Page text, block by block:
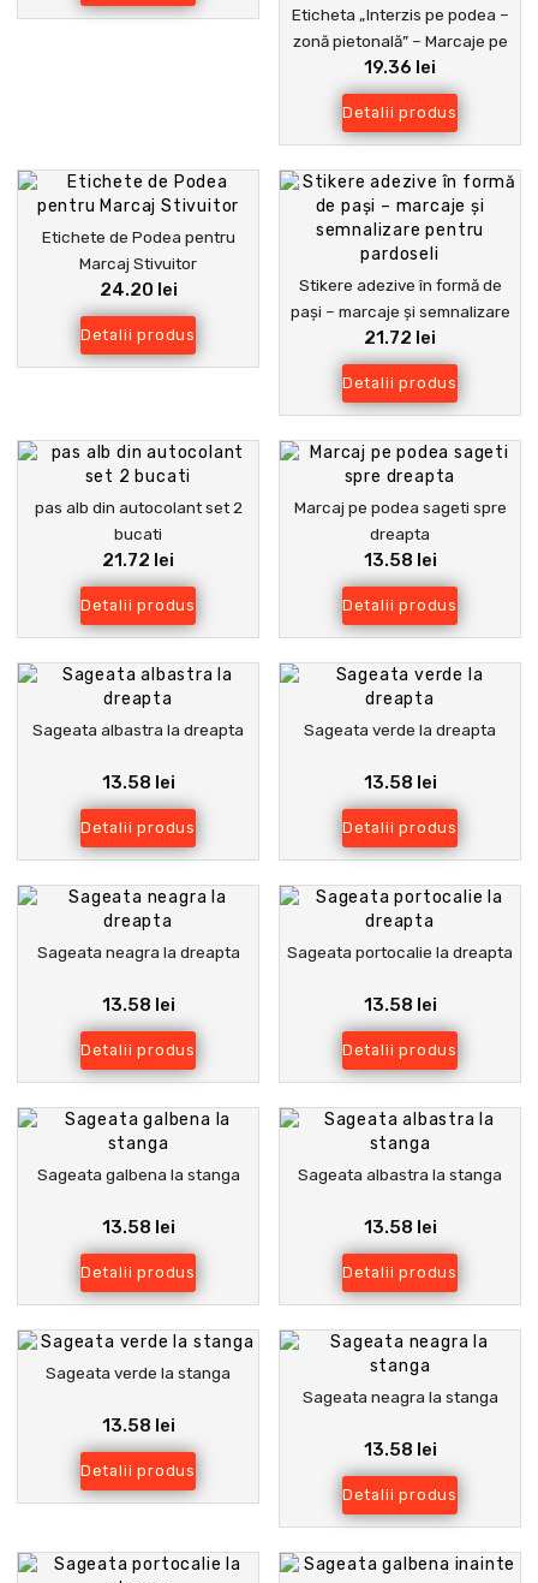
Eticheta „Interzis pe podea –
zonă pietonală” – Marcaje pe
pardoselile industriale și
comerciale
19.36 lei
Detalii produs
Etichete de Podea pentru
Marcaj Stivuitor
24.20 lei
Detalii produs
Stikere adezive în formă de
pași – marcaje și semnalizare
pentru pardoseli
21.72 lei
Detalii produs
pas alb din autocolant set 2
bucati
21.72 lei
Detalii produs
Marcaj pe podea sageti spre
dreapta
13.58 lei
Detalii produs
Sageata albastra la dreapta
13.58 lei
Detalii produs
Sageata verde la dreapta
13.58 lei
Detalii produs
Sageata neagra la dreapta
13.58 lei
Detalii produs
Sageata portocalie la dreapta
13.58 lei
Detalii produs
Sageata galbena la stanga
13.58 lei
Detalii produs
Sageata albastra la stanga
13.58 lei
Detalii produs
Sageata verde la stanga
13.58 lei
Detalii produs
Sageata neagra la stanga
13.58 lei
Detalii produs